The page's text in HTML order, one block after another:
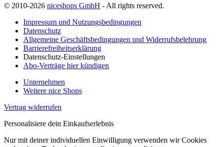
© 2010-2026 niceshops GmbH - All rights reserved.
Impressum und Nutzungsbedingungen
Datenschutz
Allgemeine Geschäftsbedingungen und Widerrufsbelehrung
Barrierefreiheitserklärung
Datenschutz-Einstellungen
Abo-Verträge hier kündigen
Unternehmen
Weitere nice Shops
Vertrag widerrufen
Personalisiere dein Einkaufserlebnis
Nur mit deiner individuellen Einwilligung verwenden wir Cookies